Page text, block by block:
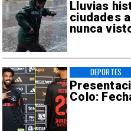
Lluvias
ciudades
nunca
Colo:
DEPORTES